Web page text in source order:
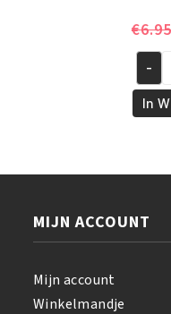
€6.95
African
Pride
Shea
355
-
In
MIJN ACCOUNT
Mijn account
Winkelmandje